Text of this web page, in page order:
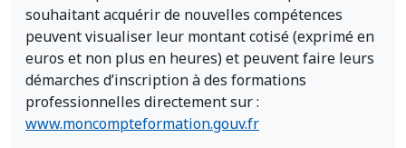
souhaitant acquérir de nouvelles compétences
peuvent visualiser leur montant cotisé (exprimé en
euros et non plus en heures) et peuvent faire leurs
démarches d’inscription à des formations
professionnelles directement sur :
www.moncompteformation.gouv.fr